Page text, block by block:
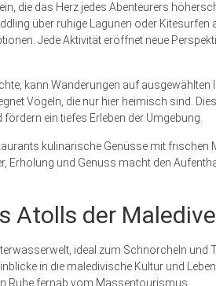
die das Herz jedes Abenteurers
über ruhige Lagunen oder Kitesurfen
Jede Aktivität eröffnet neue
kann Wanderungen auf ausgewählten
Vögeln, die nur hier heimisch sind.
ein tiefes Erleben der Umgebung.
kulinarische Genüsse mit frischen
Erholung und Genuss macht den
Atolls der
ideal zum Schnorcheln und
in die maledivische Kultur und
Ruhe fernab vom Massentourismus.